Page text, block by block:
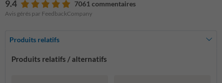
9.4 7061 commentaires
Avis gérés par FeedbackCompany
Produits relatifs
Produits relatifs / alternatifs